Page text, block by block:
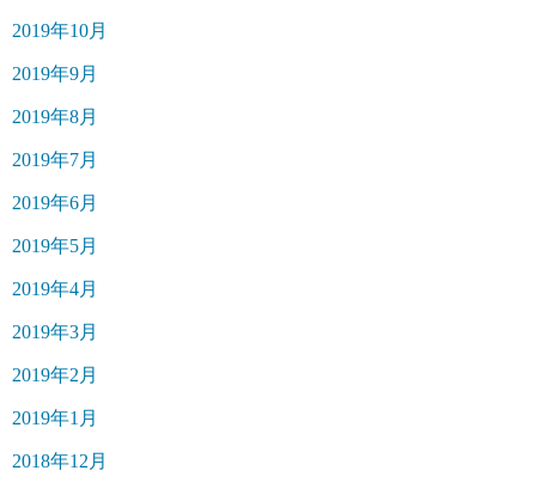
2019年10月
2019年9月
2019年8月
2019年7月
2019年6月
2019年5月
2019年4月
2019年3月
2019年2月
2019年1月
2018年12月